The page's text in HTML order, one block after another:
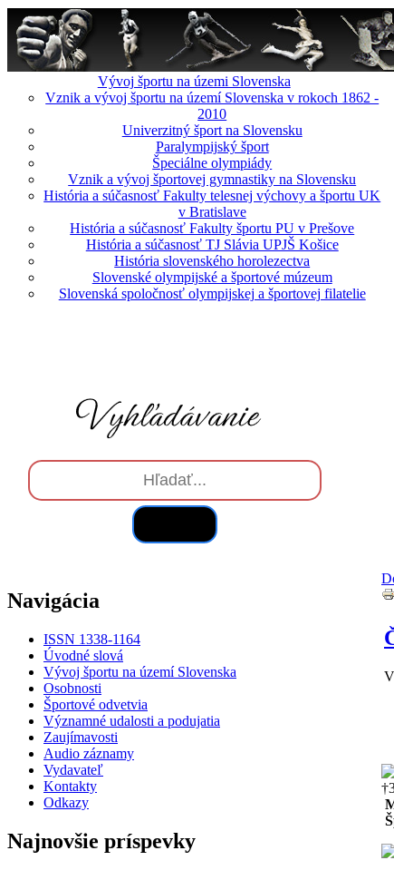
Vývoj športu na územi Slovenska
Vznik a vývoj športu na území Slovenska v rokoch 1862 -
2010
Univerzitný šport na Slovensku
Paralympijský šport
Špeciálne olympiády
Vznik a vývoj športovej gymnastiky na Slovensku
História a súčasnosť Fakulty telesnej výchovy a športu UK
v Bratislave
História a súčasnosť Fakulty športu PU v Prešove
História a súčasnosť TJ Slávia UPJŠ Košice
História slovenského horolezectva
Slovenské olympijské a športové múzeum
Slovenská spoločnosť olympijskej a športovej filatelie
Navigácia
ISSN 1338-1164
Úvodné slová
Vývoj športu na území Slovenska
Osobnosti
Športové odvetvia
Významné udalosti a podujatia
Zaujímavosti
Audio záznamy
Vydavateľ
Kontakty
Odkazy
Najnovšie príspevky